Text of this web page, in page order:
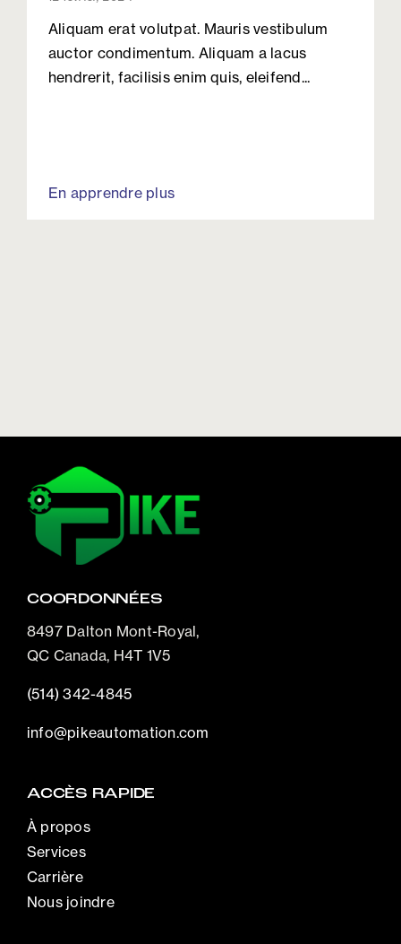
Aliquam erat volutpat. Mauris vestibulum
auctor condimentum. Aliquam a lacus
hendrerit, facilisis enim quis, eleifend...
En apprendre plus
COORDONNÉES
8497 Dalton Mont-Royal,
QC Canada, H4T 1V5
(514) 342-4845
info@pikeautomation.com
ACCÈS RAPIDE
À propos
Services
Carrière
Nous joindre